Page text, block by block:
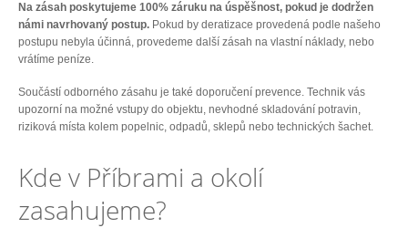
Na zásah poskytujeme 100% záruku na úspěšnost, pokud je dodržen
námi navrhovaný postup. Pokud by deratizace provedená podle našeho
postupu nebyla účinná, provedeme další zásah na vlastní náklady, nebo
vrátíme peníze.
Součástí odborného zásahu je také doporučení prevence. Technik vás
upozorní na možné vstupy do objektu, nevhodné skladování potravin,
riziková místa kolem popelnic, odpadů, sklepů nebo technických šachet.
Kde v Příbrami a okolí
zasahujeme?